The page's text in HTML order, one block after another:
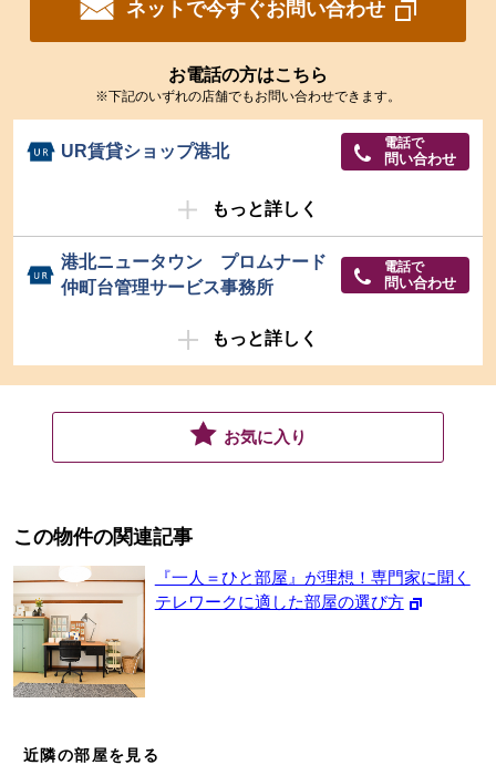
ネットで今すぐお問い合わせ
お電話の方はこちら
※下記のいずれの店舗でもお問い合わせできます。
UR賃貸ショップ港北 電話で
問い合わせ
もっと詳しく
港北ニュータウン プロムナード
仲町台管理サービス事務所
電話で
問い合わせ
もっと詳しく
お気に入り
この物件の関連記事
『一人＝ひと部屋』が理想！専門家に聞く
テレワークに適した部屋の選び方
近隣の部屋を見る